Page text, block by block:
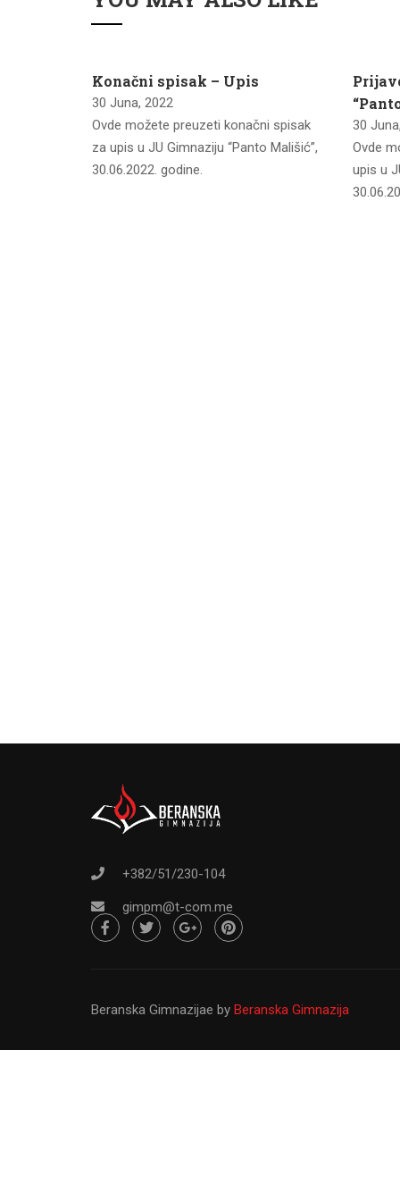
Konačni spisak – Upis
30 Juna, 2022
Ovde možete preuzeti konačni spisak
za upis u JU Gimnaziju “Panto Mališić”,
30.06.2022. godine.
30
Ovde
upis u
+382/51/230-104
gimpm@t-com.me
Beranska Gimnazijae by Beranska Gimnazija
Od osnivanja do danas Gimnazija